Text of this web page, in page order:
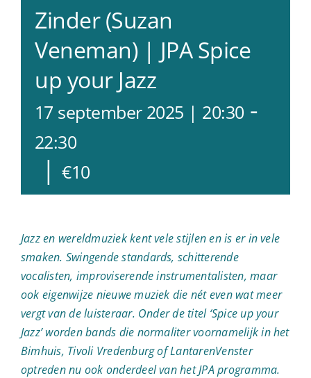
Zinder (Suzan
Veneman) | JPA Spice
up your Jazz
17 september 2025 | 20:30 -
22:30
| €10
Jazz en wereldmuziek kent vele stijlen en is er in vele
smaken. Swingende standards, schitterende
vocalisten, improviserende instrumentalisten, maar
ook eigenwijze nieuwe muziek die nét even wat meer
vergt van de luisteraar. Onder de titel ‘Spice up your
Jazz’ worden bands die normaliter voornamelijk in het
Bimhuis, Tivoli Vredenburg of LantarenVenster
optreden nu ook onderdeel van het JPA programma.